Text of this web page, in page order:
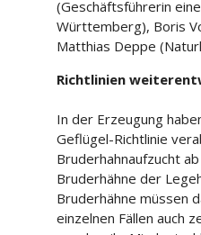
(Geschäftsführerin
Württemberg), Boris
Matthias Deppe
Richtlinien
In der Erzeugung
Geflügel-Richtlinie
Bruderhahnaufzucht
Bruderhähne der
Bruderhähne müssen
einzelnen Fällen auch